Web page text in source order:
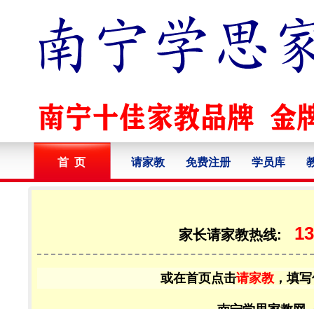
首 页 请家教 免费注册 学员库
家长请家教热线:
或在首页点击请家教 ，填